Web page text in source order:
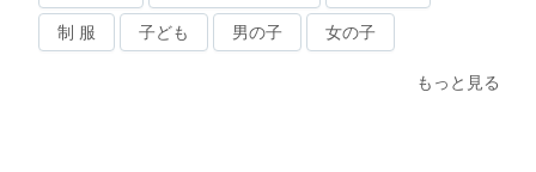
制 服 子ども 男の子 女の子
もっと見る